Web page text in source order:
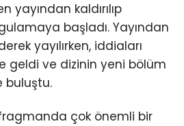
yayından kaldırılıp
başladı. Yayından
yayılırken, iddiaları
geldi ve dizinin yeni bölüm
buluştu.
çok önemli bir